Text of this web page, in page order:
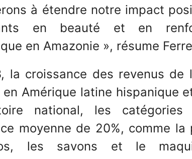
à étendre notre impact
en beauté et en
en Amazonie », résume
la croissance des revenus
en Amérique latine hispanique
national, les
moyenne de 20%, comme
les savons et le